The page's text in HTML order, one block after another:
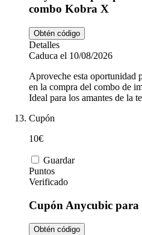
combo Kobra X
Obtén código
Detalles
Caduca el 10/08/2026
Aproveche esta oportunidad
en la compra del combo de
Ideal para los amantes de la
Cupón
10€
Guardar
Puntos
Verificado
Cupón Anycubic
Obtén código